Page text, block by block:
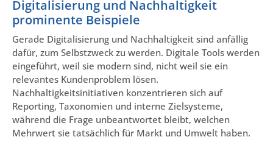
Digitalisierung und Nachhaltigkeit
prominente Beispiele
Gerade Digitalisierung und Nachhaltigkeit sind anfällig
dafür, zum Selbstzweck zu werden. Digitale Tools werden
eingeführt, weil sie modern sind, nicht weil sie ein
relevantes Kundenproblem lösen.
Nachhaltigkeitsinitiativen konzentrieren sich auf
Reporting, Taxonomien und interne Zielsysteme,
während die Frage unbeantwortet bleibt, welchen
Mehrwert sie tatsächlich für Markt und Umwelt haben.